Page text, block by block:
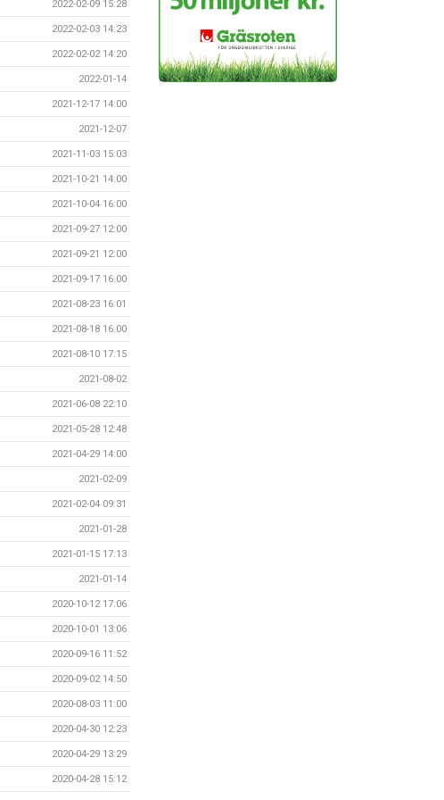
2022-02-09 15:28
2022-02-03 14:23
2022-02-02 14:20
2022-01-14
2021-12-17 14:00
2021-12-07
2021-11-03 15:03
2021-10-21 14:00
2021-10-04 16:00
2021-09-27 12:00
2021-09-21 12:00
2021-09-17 16:00
2021-08-23 16:01
2021-08-18 16:00
2021-08-10 17:15
2021-08-02
2021-06-08 22:10
2021-05-28 12:48
2021-04-29 14:00
2021-02-09
2021-02-04 09:31
2021-01-28
2021-01-15 17:13
2021-01-14
2020-10-12 17:06
2020-10-01 13:06
2020-09-16 11:52
2020-09-02 14:50
2020-08-03 11:00
2020-04-30 12:23
2020-04-29 13:29
2020-04-28 15:12